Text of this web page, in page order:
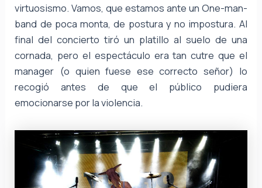
virtuosismo. Vamos, que estamos ante un One-man-
band de poca monta, de postura y no impostura. Al
final del concierto tiró un platillo al suelo de una
cornada, pero el espectáculo era tan cutre que el
manager (o quien fuese ese correcto señor) lo
recogió antes de que el público pudiera
emocionarse por la violencia.